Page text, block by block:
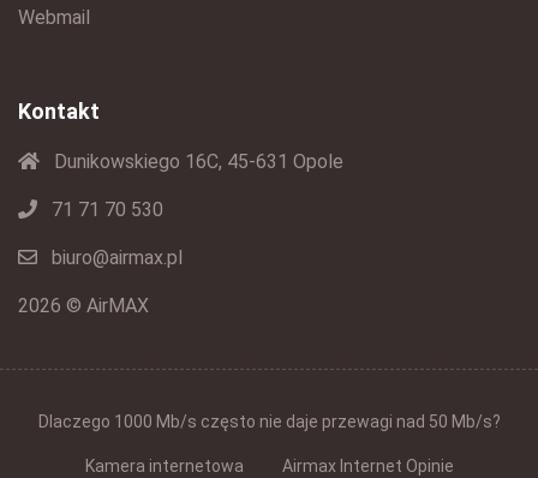
Webmail
Kontakt
Dunikowskiego 16C, 45-631 Opole
71 71 70 530
biuro@airmax.pl
2026 © AirMAX
Dlaczego 1000 Mb/s często nie daje przewagi nad 50 Mb/s?
Kamera internetowa Airmax Internet Opinie